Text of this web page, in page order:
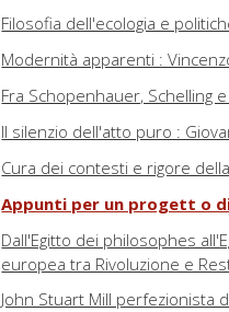
Filosofia dell'ecologia e
Modernità apparenti :
Fra Schopenhauer, Schelling
Il silenzio dell'atto puro :
Cura dei contesti e rigore
Appunti per un progett o
Dall'Egitto dei philosophes
europea tra Rivoluzione e
John Stuart Mill perfezionista